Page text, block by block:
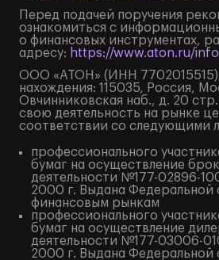
Перед подачей поручения
ознакомиться с
о финансовых инструментах,
адресу: https://www.aton.ru/
ООО «АТОН» (ИНН
нахождения: 115035, Россия,
Овчинниковская наб., д. 20
свою деятельность на рынке
соответствии со следующими
профессионального
бумаг на осуществление
деятельности №177-02896-
2000 г. Выдана Федеральной
финансовым рынкам
профессионального
бумаг на осуществление
деятельности №177-03006-
2000 г. Выдана Федеральной